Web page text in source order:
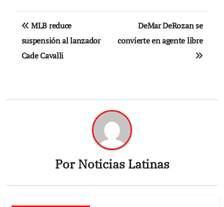
Navegación
de
entradas
MLB reduce
suspensión al lanzador
Cade Cavalli
DeMar DeRozan se
convierte en agente libre
PorNoticias Latinas